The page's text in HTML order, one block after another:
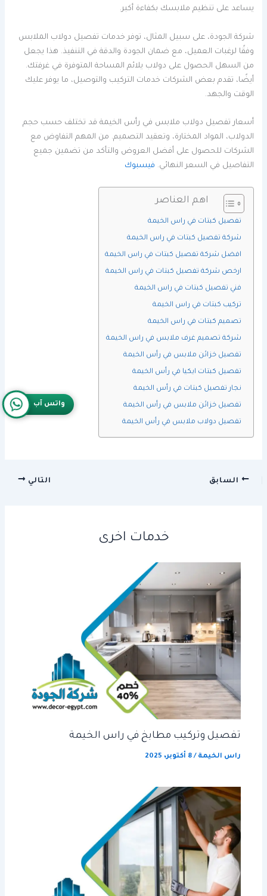
يساعد على تنظيم ملابسك بكفاءة أكبر.
شركة الجودة، على سبيل المثال، توفر خدمات تفصيل دولاب الملابس
وفقًا لرغبات العميل، مع ضمان الجودة والدقة في التنفيذ. هذا يجعل
من السهل الحصول على دولاب يلائم المساحة المتوفرة في غرفتك.
أيضًا، تقدم بعض الشركات خدمات التركيب والتوصيل، ما يوفر عليك
الوقت والجهد.
أسعار تفصيل دولاب ملابس في رأس الخيمة قد تختلف حسب حجم
الدولاب، المواد المختارة، وتعقيد التصميم. من المهم التفاوض مع
الشركات للحصول على أفضل العروض والتأكد من تضمين جميع
التفاصيل في السعر النهائي. فيسبوك
اهم العناصر
تفصيل كبتات في راس الخيمة
شركة تفصيل كبتات في راس الخيمة
افضل شركة تفصيل كبتات في راس الخيمة
ارخص شركة تفصيل كبتات في راس الخيمة
فني تفصيل كبتات في راس الخيمة
تركيب كبتات في راس الخيمة
تصميم كبتات في راس الخيمة
شركة تصميم غرف ملابس في راس الخيمة
تفصيل خزائن ملابس في رأس الخيمة
تفصيل كبتات ايكيا في رأس الخيمة
نجار تفصيل كبتات في رأس الخيمة
تفصيل خزائن ملابس في رأس الخيمة
تفصيل دولاب ملابس في رأس الخيمة
السابق التالي
خدمات اخرى
تفصيل وتركيب مطابخ في راس الخيمة
راس الخيمة /8 أكتوبر، 2025
واتس آب